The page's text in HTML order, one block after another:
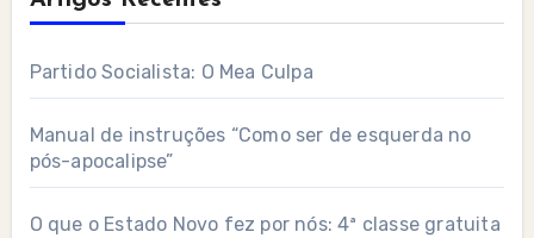
Partido Socialista: O Mea Culpa
Manual de instruções “Como ser de esquerda no
pós-apocalipse”
O que o Estado Novo fez por nós: 4ª classe gratuita